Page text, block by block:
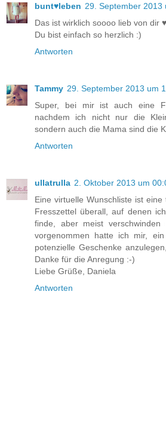
bunt♥leben 29. September 2013
Das ist wirklich soooo lieb von dir ♥
Du bist einfach so herzlich :)
Antworten
Tammy 29. September 2013 um
Super, bei mir ist auch eine
nachdem ich nicht nur die
sondern auch die Mama sind die
Antworten
ullatrulla 2. Oktober 2013 um
Eine virtuelle Wunschliste ist
Fresszettel überall, auf denen
finde, aber meist
vorgenommen hatte ich mir,
potenzielle Geschenke
Danke für die Anregung :-)
Liebe Grüße, Daniela
Antworten